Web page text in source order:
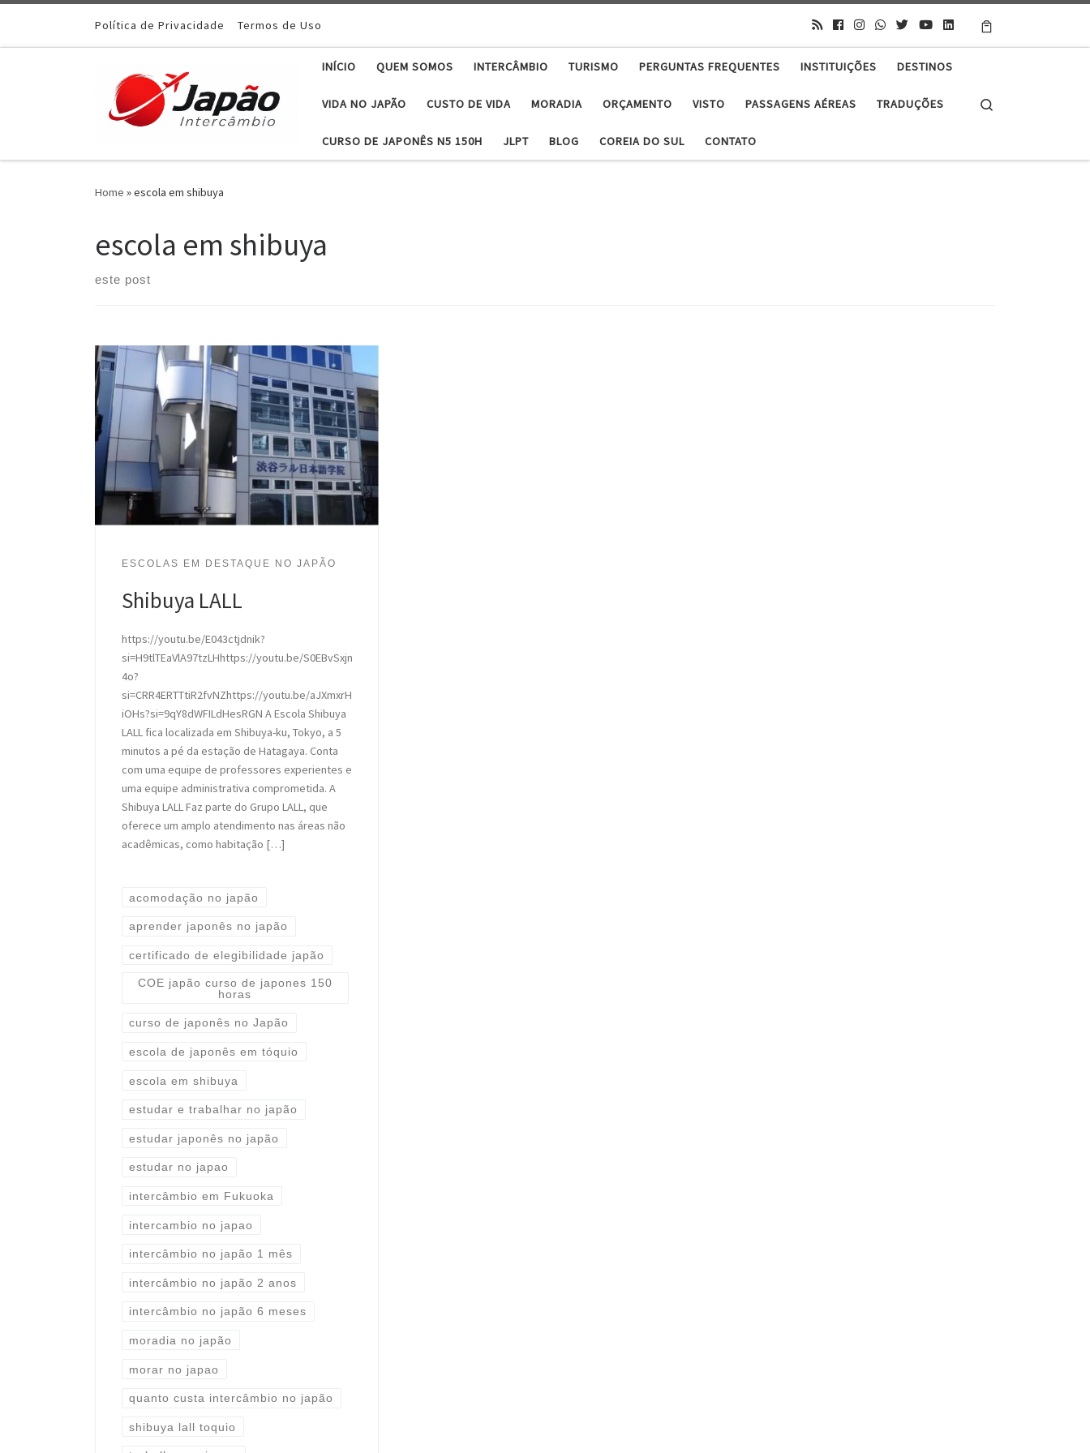
Política de Privacidade Termos de Uso
INÍCIO QUEM SOMOS INTERCÂMBIO TURISMO PERGUNTAS FREQUENTES INSTITUIÇÕES DESTINOS
VIDA NO JAPÃO CUSTO DE VIDA MORADIA ORÇAMENTO VISTO PASSAGENS AÉREAS TRADUÇÕES
CURSO DE JAPONÊS N5 150H JLPT BLOG COREIA DO SUL CONTATO
Home »escola em shibuya
escola em shibuya
este post
ESCOLAS EM DESTAQUE NO JAPÃO
Shibuya LALL
https://youtu.be/E043ctjdnik?
si=H9tlTEaVlA97tzLHhttps://youtu.be/S0EBvSxjn
4o?
si=CRR4ERTTtiR2fvNZhttps://youtu.be/aJXmxrH
iOHs?si=9qY8dWFILdHesRGN A Escola Shibuya
LALL fica localizada em Shibuya-ku, Tokyo, a 5
minutos a pé da estação de Hatagaya. Conta
com uma equipe de professores experientes e
uma equipe administrativa comprometida. A
Shibuya LALL Faz parte do Grupo LALL, que
oferece um amplo atendimento nas áreas não
acadêmicas, como habitação […]
acomodação no japão
aprender japonês no japão
certificado de elegibilidade japão
COE japão curso de japones 150
horas
curso de japonês no Japão
escola de japonês em tóquio
escola em shibuya
estudar e trabalhar no japão
estudar japonês no japão
estudar no japao
intercâmbio em Fukuoka
intercambio no japao
intercâmbio no japão 1 mês
intercâmbio no japão 2 anos
intercâmbio no japão 6 meses
moradia no japão
morar no japao
quanto custa intercâmbio no japão
shibuya lall toquio